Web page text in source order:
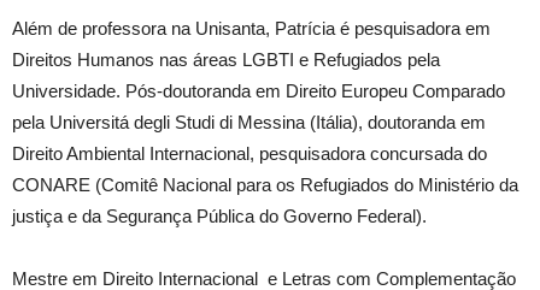
Além de professora na Unisanta, Patrícia é pesquisadora em
Direitos Humanos nas áreas LGBTI e Refugiados pela
Universidade. Pós-doutoranda em Direito Europeu Comparado
pela Universitá degli Studi di Messina (Itália), doutoranda em
Direito Ambiental Internacional, pesquisadora concursada do
CONARE (Comitê Nacional para os Refugiados do Ministério da
justiça e da Segurança Pública do Governo Federal).
Mestre em Direito Internacional e Letras com Complementação